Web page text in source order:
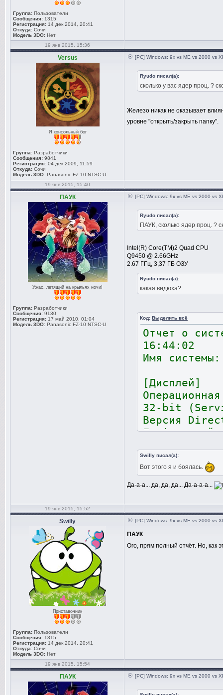
Группа: Пользователи
Сообщения: 1315
Регистрация: 14 дек 2014, 20:41
Откуда: Сочи
Модель 3DO: Нет
19 янв 2015, 15:36
Versus
Я консольный бог
Группа: Разработчики
Сообщения: 9841
Регистрация: 04 дек 2009, 11:59
Откуда: Сочи
Модель 3DO: Panasonic FZ-10 NTSC-U
[PC] Windows: 9x vs ME vs 2000 vs
Ryudo писал(а):
сколько у вас ядер проц. ?
Железо никак не оказывает
уровне "открыть/закрыть папку".
19 янв 2015, 15:40
ПАУК
Ужас, летящий на крыльях ночи!
Группа: Разработчики
Сообщения: 9130
Регистрация: 17 май 2010, 01:04
Модель 3DO: Panasonic FZ-10 NTSC-U
[PC] Windows: 9x vs ME vs 2000 vs
Ryudo писал(а):
ПАУК, сколько ядер проц. ?
Intel(R) Core(TM)2 Quad CPU
Q9450 @ 2.66GHz
2.67 ГГц, 3,37 ГБ ОЗУ
Ryudo писал(а):
какая видюха?
Код: Выделить всё
Отчет о
16:44:02
Имя системы:
[Дисплей]
32-bit
Версия
Поддержка
Ядра
Тактовая
Скорость
Интерфейс
Тип
GeForce
Swilly писал(а):
Вот этого я и боялась.
Да-а-а... да, да, да... Да-а-а-а...
19 янв 2015, 15:52
Swilly
Приставочник
Группа: Пользователи
Сообщения: 1315
Регистрация: 14 дек 2014, 20:41
Откуда: Сочи
Модель 3DO: Нет
[PC] Windows: 9x vs ME vs 2000 vs
ПАУК
Ого, прям полный отчёт. Но, как
19 янв 2015, 15:54
ПАУК [PC] Windows: 9x vs ME vs 2000 vs